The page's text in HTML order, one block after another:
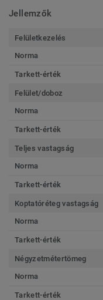
Jellemzők
Felületkezelés
Norma
Tarkett-érték
Felület/doboz
Norma
Tarkett-érték
Teljes vastagság
Norma
Tarkett-érték
Koptatóréteg vastagság
Norma
Tarkett-érték
Négyzetmétertömeg
Norma
Tarkett-érték